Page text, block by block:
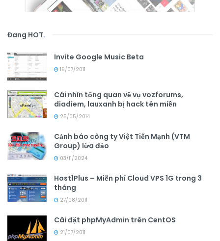
Đang HOT.
Invite Google Music Beta
19/07/2011
Cái nhìn tổng quan về vụ vozforums,
diadiem, lauxanh bị hack tên miền
25/05/2014
Cảnh báo công ty Việt Tiến Mạnh (VTM
Group) lừa đảo
03/11/2024
Host1Plus – Miễn phí Cloud VPS 1G trong 3
tháng
27/08/2011
Cài đặt phpMyAdmin trên CentOS
21/07/2011